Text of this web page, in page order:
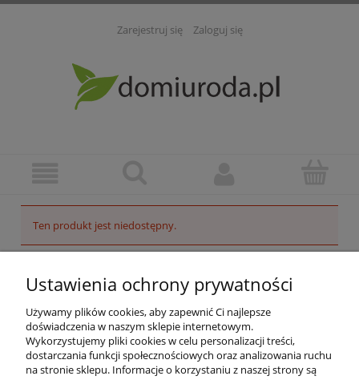
Zarejestruj się Zaloguj się
Ten produkt jest niedostępny.
ZAKUPY
Ustawienia ochrony prywatności
Używamy plików cookies, aby zapewnić Ci najlepsze
doświadczenia w naszym sklepie internetowym.
Wykorzystujemy pliki cookies w celu personalizacji treści,
dostarczania funkcji społecznościowych oraz analizowania ruchu
na stronie sklepu. Informacje o korzystaniu z naszej strony są